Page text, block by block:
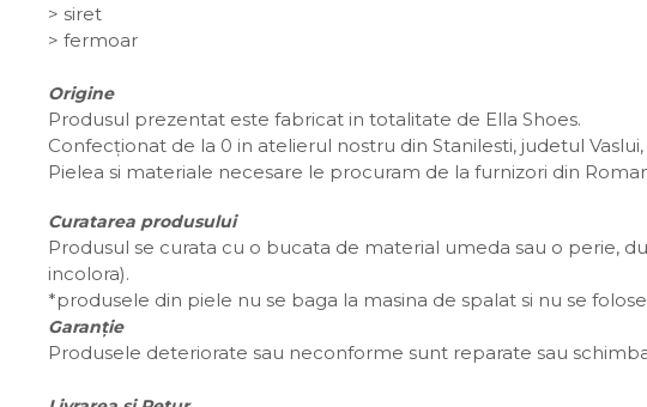
> siret
> fermoar
Origine
Produsul prezentat este fabricat in totalitate de Ella Shoes.
Confecționat de la 0 in atelierul nostru din Stanilesti, judetul
Pielea si materiale necesare le procuram de la furnizori din
Curatarea produsului
Produsul se curata cu o bucata de material umeda sau o perie,
incolora).
*produsele din piele nu se baga la masina de spalat si nu se
Garanție
Produsele deteriorate sau neconforme sunt reparate sau